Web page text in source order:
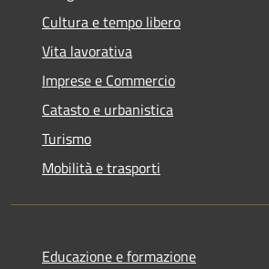
Cultura e tempo libero
Vita lavorativa
Imprese e Commercio
Catasto e urbanistica
Turismo
Mobilità e trasporti
Educazione e formazione